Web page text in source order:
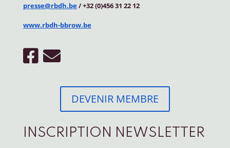
presse@rbdh.be/ +32 (0)456 31 22 12
www.rbdh-bbrow.be
DEVENIR MEMBRE
INSCRIPTION NEWSLETTER